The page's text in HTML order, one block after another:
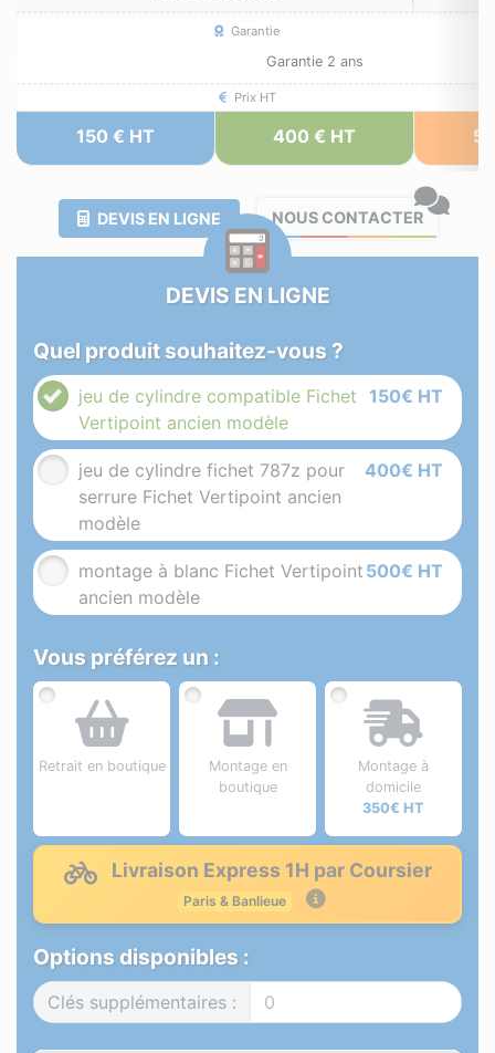
Garantie
Garantie 2 ans
Prix HT
150 € HT 400 € HT
DEVIS EN LIGNE NOUS CONTACTER
DEVIS EN LIGNE
Quel produit souhaitez-vous ?
jeu de cylindre compatible Fichet
Vertipoint ancien modèle
150€ HT
jeu de cylindre fichet 787z pour
serrure Fichet Vertipoint ancien
modèle
400€ HT
montage à blanc Fichet Vertipoint
ancien modèle
500€ HT
Vous préférez un :
Retrait en boutique
Montage en
boutique
Montage à
domicile
350€ HT
Livraison Express 1H par Coursier
Paris & Banlieue
Options disponibles :
Clés supplémentaires :